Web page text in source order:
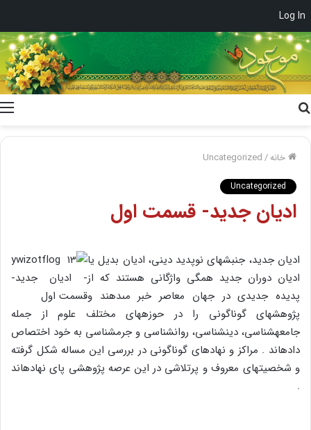
Log In
خانه/
Uncategorized
Uncategorized
ادیان جدید- قسمت اول
ادیان جدید، جنبش‏هاى نوپدید دینى، ادیان بدیل یا
ادیان دوران جدید همگى واژگانى هستند که از
پدیده جدیدى در جهان معاصر خبر مى‏دهند و
پژوهش‏هاى گوناگونى را در حوزه‏هاى مختلف علوم از جمله
جامعه‏شناسى، دین‏شناسى، روان‏شناسى و جرم‏شناسى به خود اختصاص
داده‏اند . مراکز و نهادهاى گوناگونى در بررسى این مساله شکل گرفته
و شخصیت‏هاى معروف و پرتلاشى در این عرصه پژوهشى پاى نهاده‏اند
.